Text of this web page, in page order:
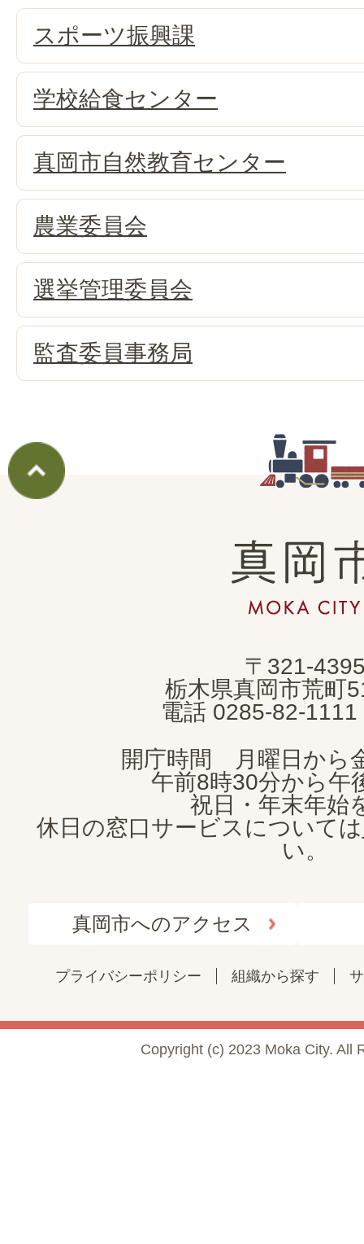
スポーツ振興課
学校給食センター
真岡市自然教育センター
農業委員会
選挙管理委員会
監査委員事務局
真
岡
市
CITY
〒321-
栃木県真岡市荒町
電話 0285-82-1111
開庁時間 月曜日から
午前8時30分から午
祝日・年末年始
休日の窓口サービスについては
い。
真岡市へのアクセス
プライバシーポリシー 組織から探す
Copyright (c) 2023 Moka City. All